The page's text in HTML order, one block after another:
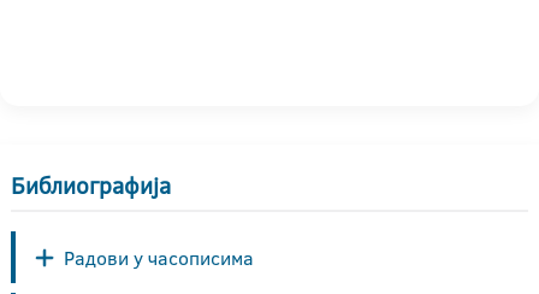
Библиографија
Радови у часописима